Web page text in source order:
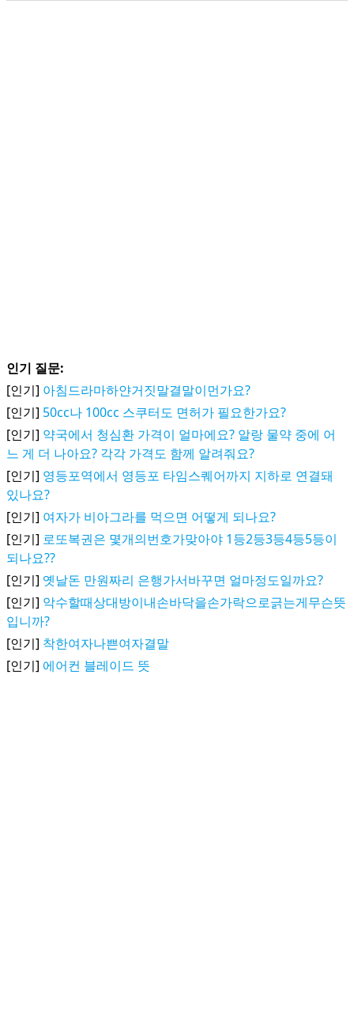
인기 질문:
[인기] 아침드라마하얀거짓말결말이먼가요?
[인기] 50cc나 100cc 스쿠터도 면허가 필요한가요?
[인기] 약국에서 청심환 가격이 얼마에요? 알랑 물약 중에 어
느 게 더 나아요? 각각 가격도 함께 알려줘요?
[인기] 영등포역에서 영등포 타임스퀘어까지 지하로 연결돼
있나요?
[인기] 여자가 비아그라를 먹으면 어떻게 되나요?
[인기] 로또복권은 몇개의번호가맞아야 1등2등3등4등5등이
되나요??
[인기] 옛날돈 만원짜리 은행가서바꾸면 얼마정도일까요?
[인기] 악수할때상대방이내손바닥을손가락으로긁는게무슨뜻
입니까?
[인기] 착한여자나쁜여자결말
[인기] 에어컨 블레이드 뜻